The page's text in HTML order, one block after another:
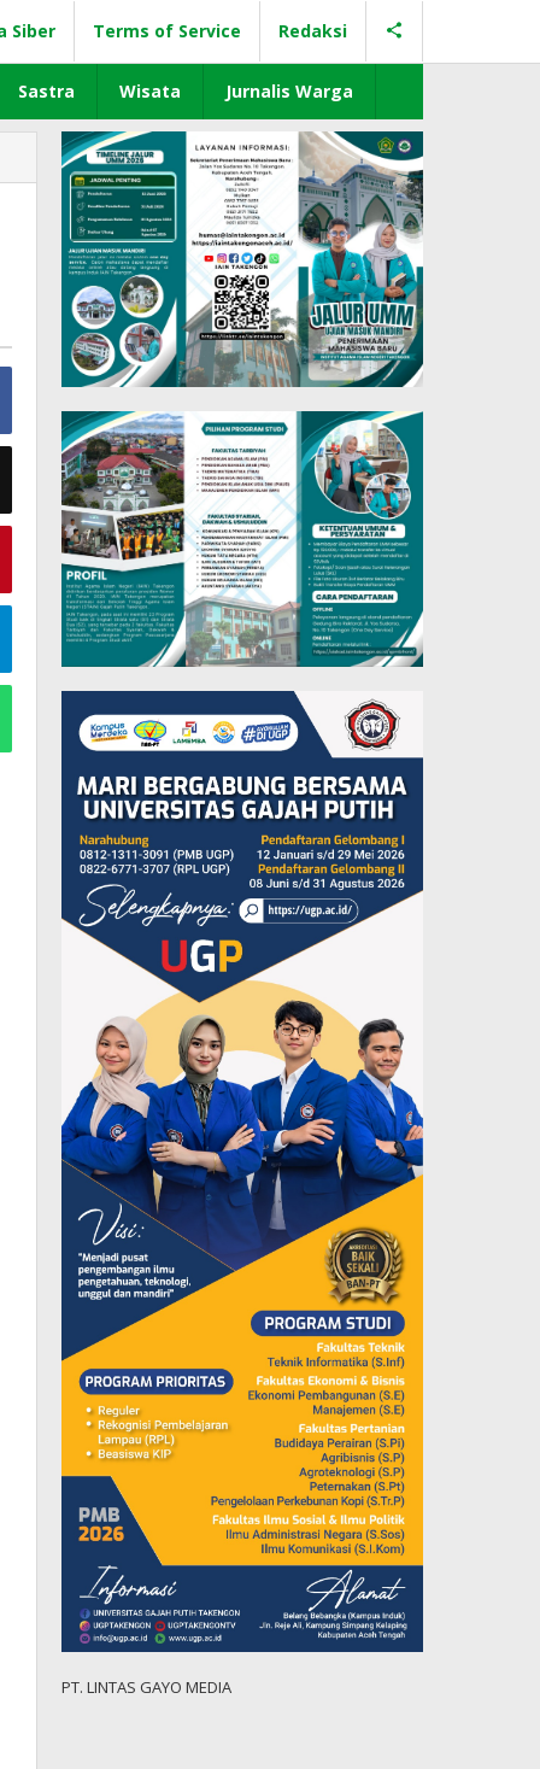
Siber Terms of Service Redaksi
Sastra Wisata Jurnalis Warga
PT. LINTAS GAYO MEDIA